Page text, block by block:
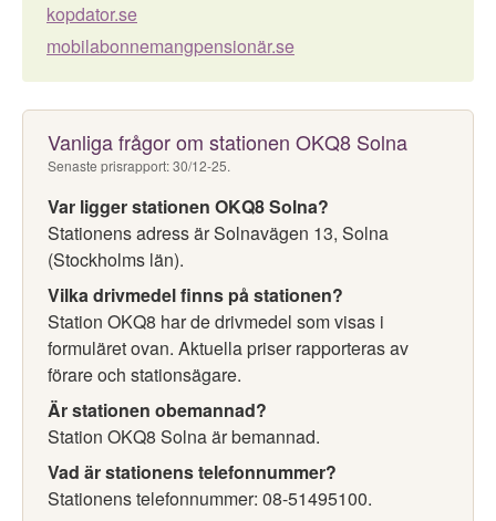
kopdator.se
mobilabonnemangpensionär.se
Vanliga frågor om stationen OKQ8 Solna
Senaste prisrapport: 30/12-25.
Var ligger stationen OKQ8 Solna?
Stationens adress är Solnavägen 13, Solna
(Stockholms län).
Vilka drivmedel finns på stationen?
Station OKQ8 har de drivmedel som visas i
formuläret ovan. Aktuella priser rapporteras av
förare och stationsägare.
Är stationen obemannad?
Station OKQ8 Solna är bemannad.
Vad är stationens telefonnummer?
Stationens telefonnummer: 08-51495100.